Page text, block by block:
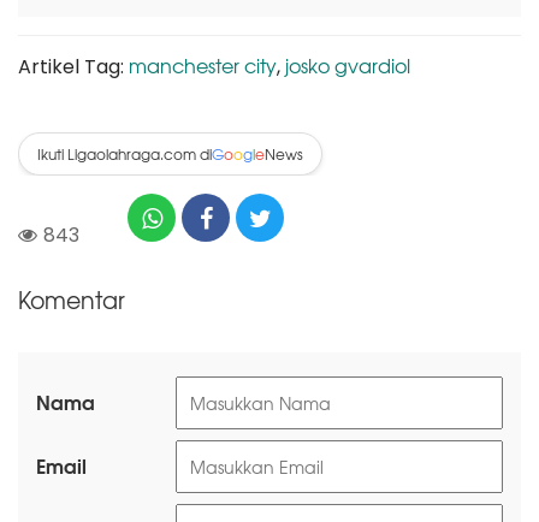
Artikel Tag: manchester city, josko gvardiol
Ikuti Ligaolahraga.com diGoogleNews
843
Komentar
Nama
Email